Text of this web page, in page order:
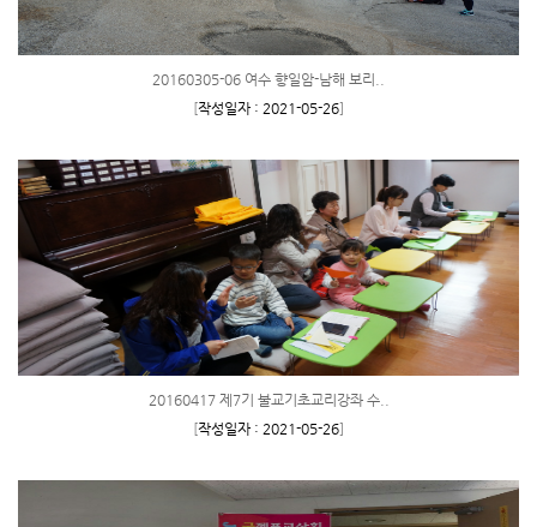
20160305-06 여수 향일암-남해 보리..
[작성일자 : 2021-05-26]
20160417 제7기 불교기초교리강좌 수..
[작성일자 : 2021-05-26]